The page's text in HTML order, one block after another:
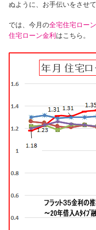
ぬように、お手伝いをさせ
では、今月の全宅住宅ロー
住宅ローン金利 はこちら。